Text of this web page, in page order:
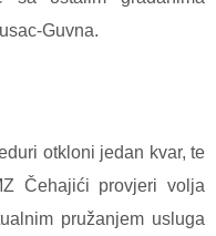
Guvna.
otkloni jedan kvar, te
Čehajići provjeri volja
pružanjem usluga